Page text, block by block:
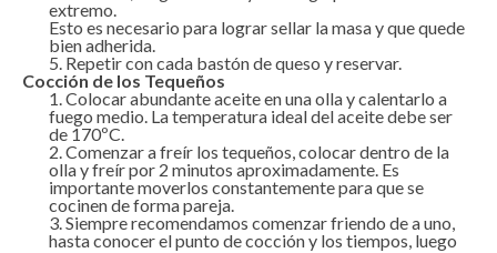
extremo.
Esto es necesario para lograr sellar la masa y que quede
bien adherida.
Repetir con cada bastón de queso y reservar.
Cocción de los Tequeños
Colocar abundante aceite en una olla y calentarlo a
fuego medio. La temperatura ideal del aceite debe ser
de 170ºC.
Comenzar a freír los tequeños, colocar dentro de la
olla y freír por 2 minutos aproximadamente. Es
importante moverlos constantemente para que se
cocinen de forma pareja.
Siempre recomendamos comenzar friendo de a uno,
hasta conocer el punto de cocción y los tiempos, luego